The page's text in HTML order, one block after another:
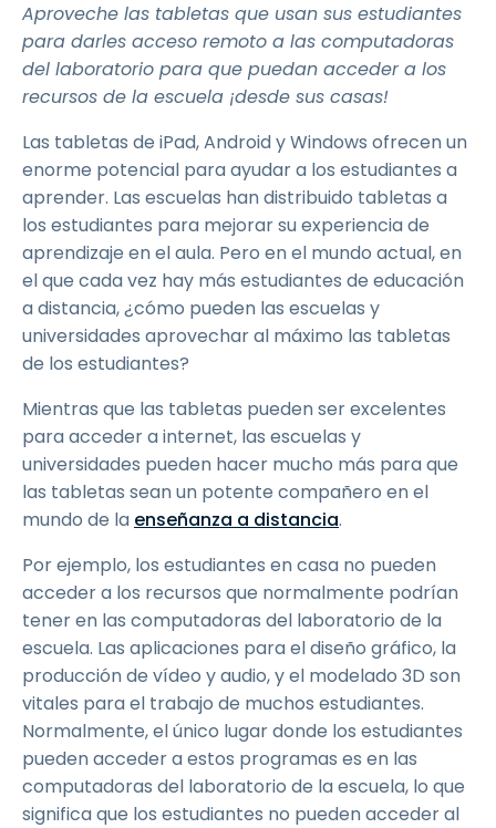
Aproveche las tabletas que usan sus estudiantes
para darles acceso remoto a las computadoras
del laboratorio para que puedan acceder a los
recursos de la escuela ¡desde sus casas!
Las tabletas de iPad, Android y Windows ofrecen un
enorme potencial para ayudar a los estudiantes a
aprender. Las escuelas han distribuido tabletas a
los estudiantes para mejorar su experiencia de
aprendizaje en el aula. Pero en el mundo actual, en
el que cada vez hay más estudiantes de educación
a distancia, ¿cómo pueden las escuelas y
universidades aprovechar al máximo las tabletas
de los estudiantes?
Mientras que las tabletas pueden ser excelentes
para acceder a internet, las escuelas y
universidades pueden hacer mucho más para que
las tabletas sean un potente compañero en el
mundo de la enseñanza a distancia.
Por ejemplo, los estudiantes en casa no pueden
acceder a los recursos que normalmente podrían
tener en las computadoras del laboratorio de la
escuela. Las aplicaciones para el diseño gráfico, la
producción de vídeo y audio, y el modelado 3D son
vitales para el trabajo de muchos estudiantes.
Normalmente, el único lugar donde los estudiantes
pueden acceder a estos programas es en las
computadoras del laboratorio de la escuela, lo que
significa que los estudiantes no pueden acceder al